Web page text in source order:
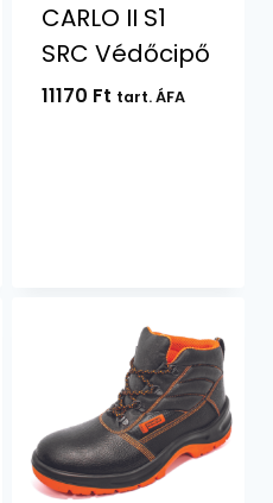
CARLO II S1
SRC Védőcipő
11170 Ft tart. ÁFA